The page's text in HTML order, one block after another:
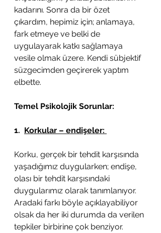
kadarını. Sonra da bir özet
çıkardım, hepimiz için; anlamaya,
fark etmeye ve belki de
uygulayarak katkı sağlamaya
vesile olmak üzere. Kendi sübjektif
süzgecimden geçirerek yaptım
elbette.
Temel Psikolojik Sorunlar:
1. Korkular – endişeler:
Korku, gerçek bir tehdit karşısında
yaşadığımız duygularken; endişe,
olası bir tehdit karşısındaki
duygularımız olarak tanımlanıyor.
Aradaki farkı böyle açıklayabiliyor
olsak da her iki durumda da verilen
tepkiler birbirine çok benziyor.